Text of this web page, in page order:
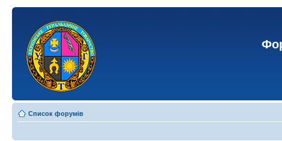
Список форумів